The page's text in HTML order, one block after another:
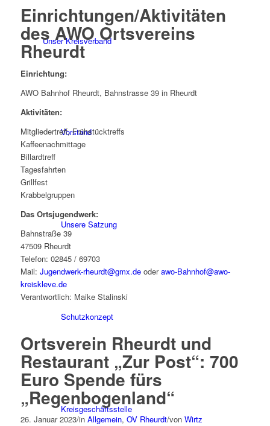
Unser Kreisverband
Vorstand
Unsere Satzung
Schutzkonzept
Kreisgeschäftsstelle
Einrichtungen/Aktivitäten
des AWO Ortsvereins
Rheurdt
Einrichtung:
AWO Bahnhof Rheurdt, Bahnstrasse 39 in Rheurdt
Aktivitäten:
Mitgliedertreff, Frühstücktreffs
Kaffeenachmittage
Billardtreff
Tagesfahrten
Grillfest
Krabbelgruppen
Das Ortsjugendwerk:
Bahnstraße 39
47509 Rheurdt
Telefon: 02845 / 69703
Mail: Jugendwerk-rheurdt@gmx.deoderawo-Bahnhof@awo-
kreiskleve.de
Verantwortlich: Maike Stalinski
Ortsverein Rheurdt und
Restaurant „Zur Post“: 700
Euro Spende fürs
„Regenbogenland“
26. Januar 2023/in Allgemein, OV Rheurdt/von Wirtz